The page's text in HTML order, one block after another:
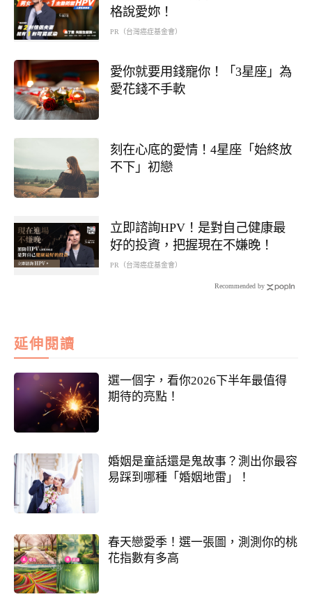
格說愛妳！
PR（台灣癌症基金會）
愛你就要用錢寵你！「3星座」為
愛花錢不手軟
刻在心底的愛情！4星座「始終放
不下」初戀
立即諮詢HPV！是對自己健康最
好的投資，把握現在不嫌晚！
PR（台灣癌症基金會）
Recommended by
延伸閱讀
選一個字，看你2026下半年最值得
期待的亮點！
婚姻是童話還是鬼故事？測出你最容
易踩到哪種「婚姻地雷」！
春天戀愛季！選一張圖，測測你的桃
花指數有多高